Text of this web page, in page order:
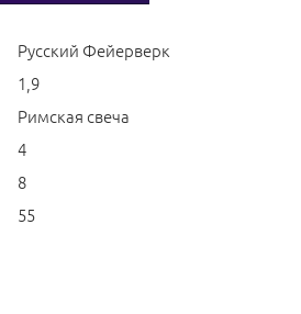
Русский Фейерверк
1,9
Римская свеча
4
8
55